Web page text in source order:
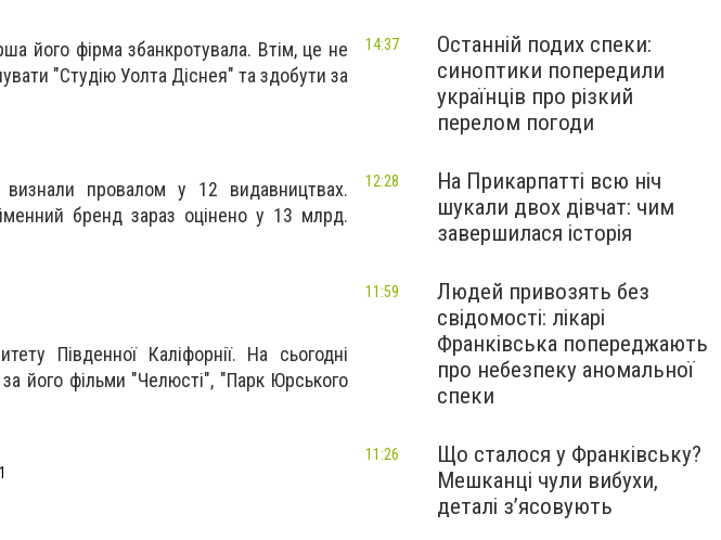
його фірма збанкротувала. Втім, це не
"Студію Уолта Діснея" та здобути за
провалом у 12 видавництвах.
бренд зараз оцінено у 13 млрд.
Південної Каліфорнії. На сьогодні
його фільми "Челюсті", "Парк Юрського
Останній подих спеки:
синоптики попередили
українців про різкий
перелом погоди
14:37
На Прикарпатті всю ніч
шукали двох дівчат: чим
завершилася історія
12:28
Людей привозять без
свідомості: лікарі
Франківська попереджають
про небезпеку аномальної
спеки
11:59
Що сталося у Франківську?
Мешканці чули вибухи,
деталі з’ясовують
11:26